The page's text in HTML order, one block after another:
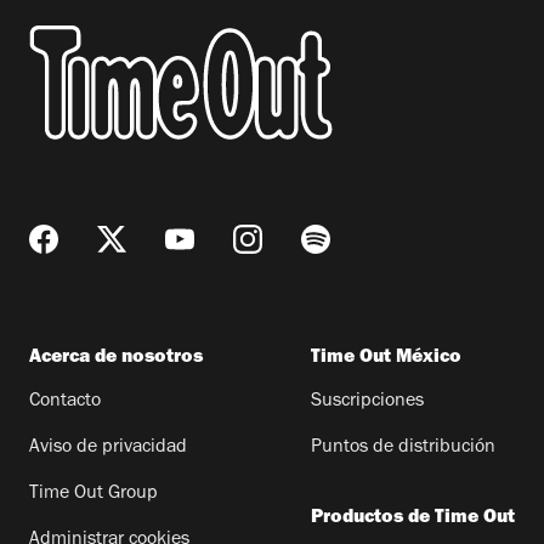
Acerca de nosotros
Contacto
Aviso de privacidad
Time Out Group
Time Out México
Suscripciones
Puntos de distribución
Productos de Time Out